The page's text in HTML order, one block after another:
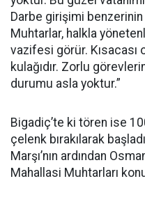
Darbe girişimi benzerinin
Muhtarlar, halkla
vazifesi görür. Kısacası
kulağıdır. Zorlu
durumu asla yoktur.”
Bigadiç’te ki tören ise
çelenk bırakılarak
Marşı’nın ardından
Mahallasi Muhtarları